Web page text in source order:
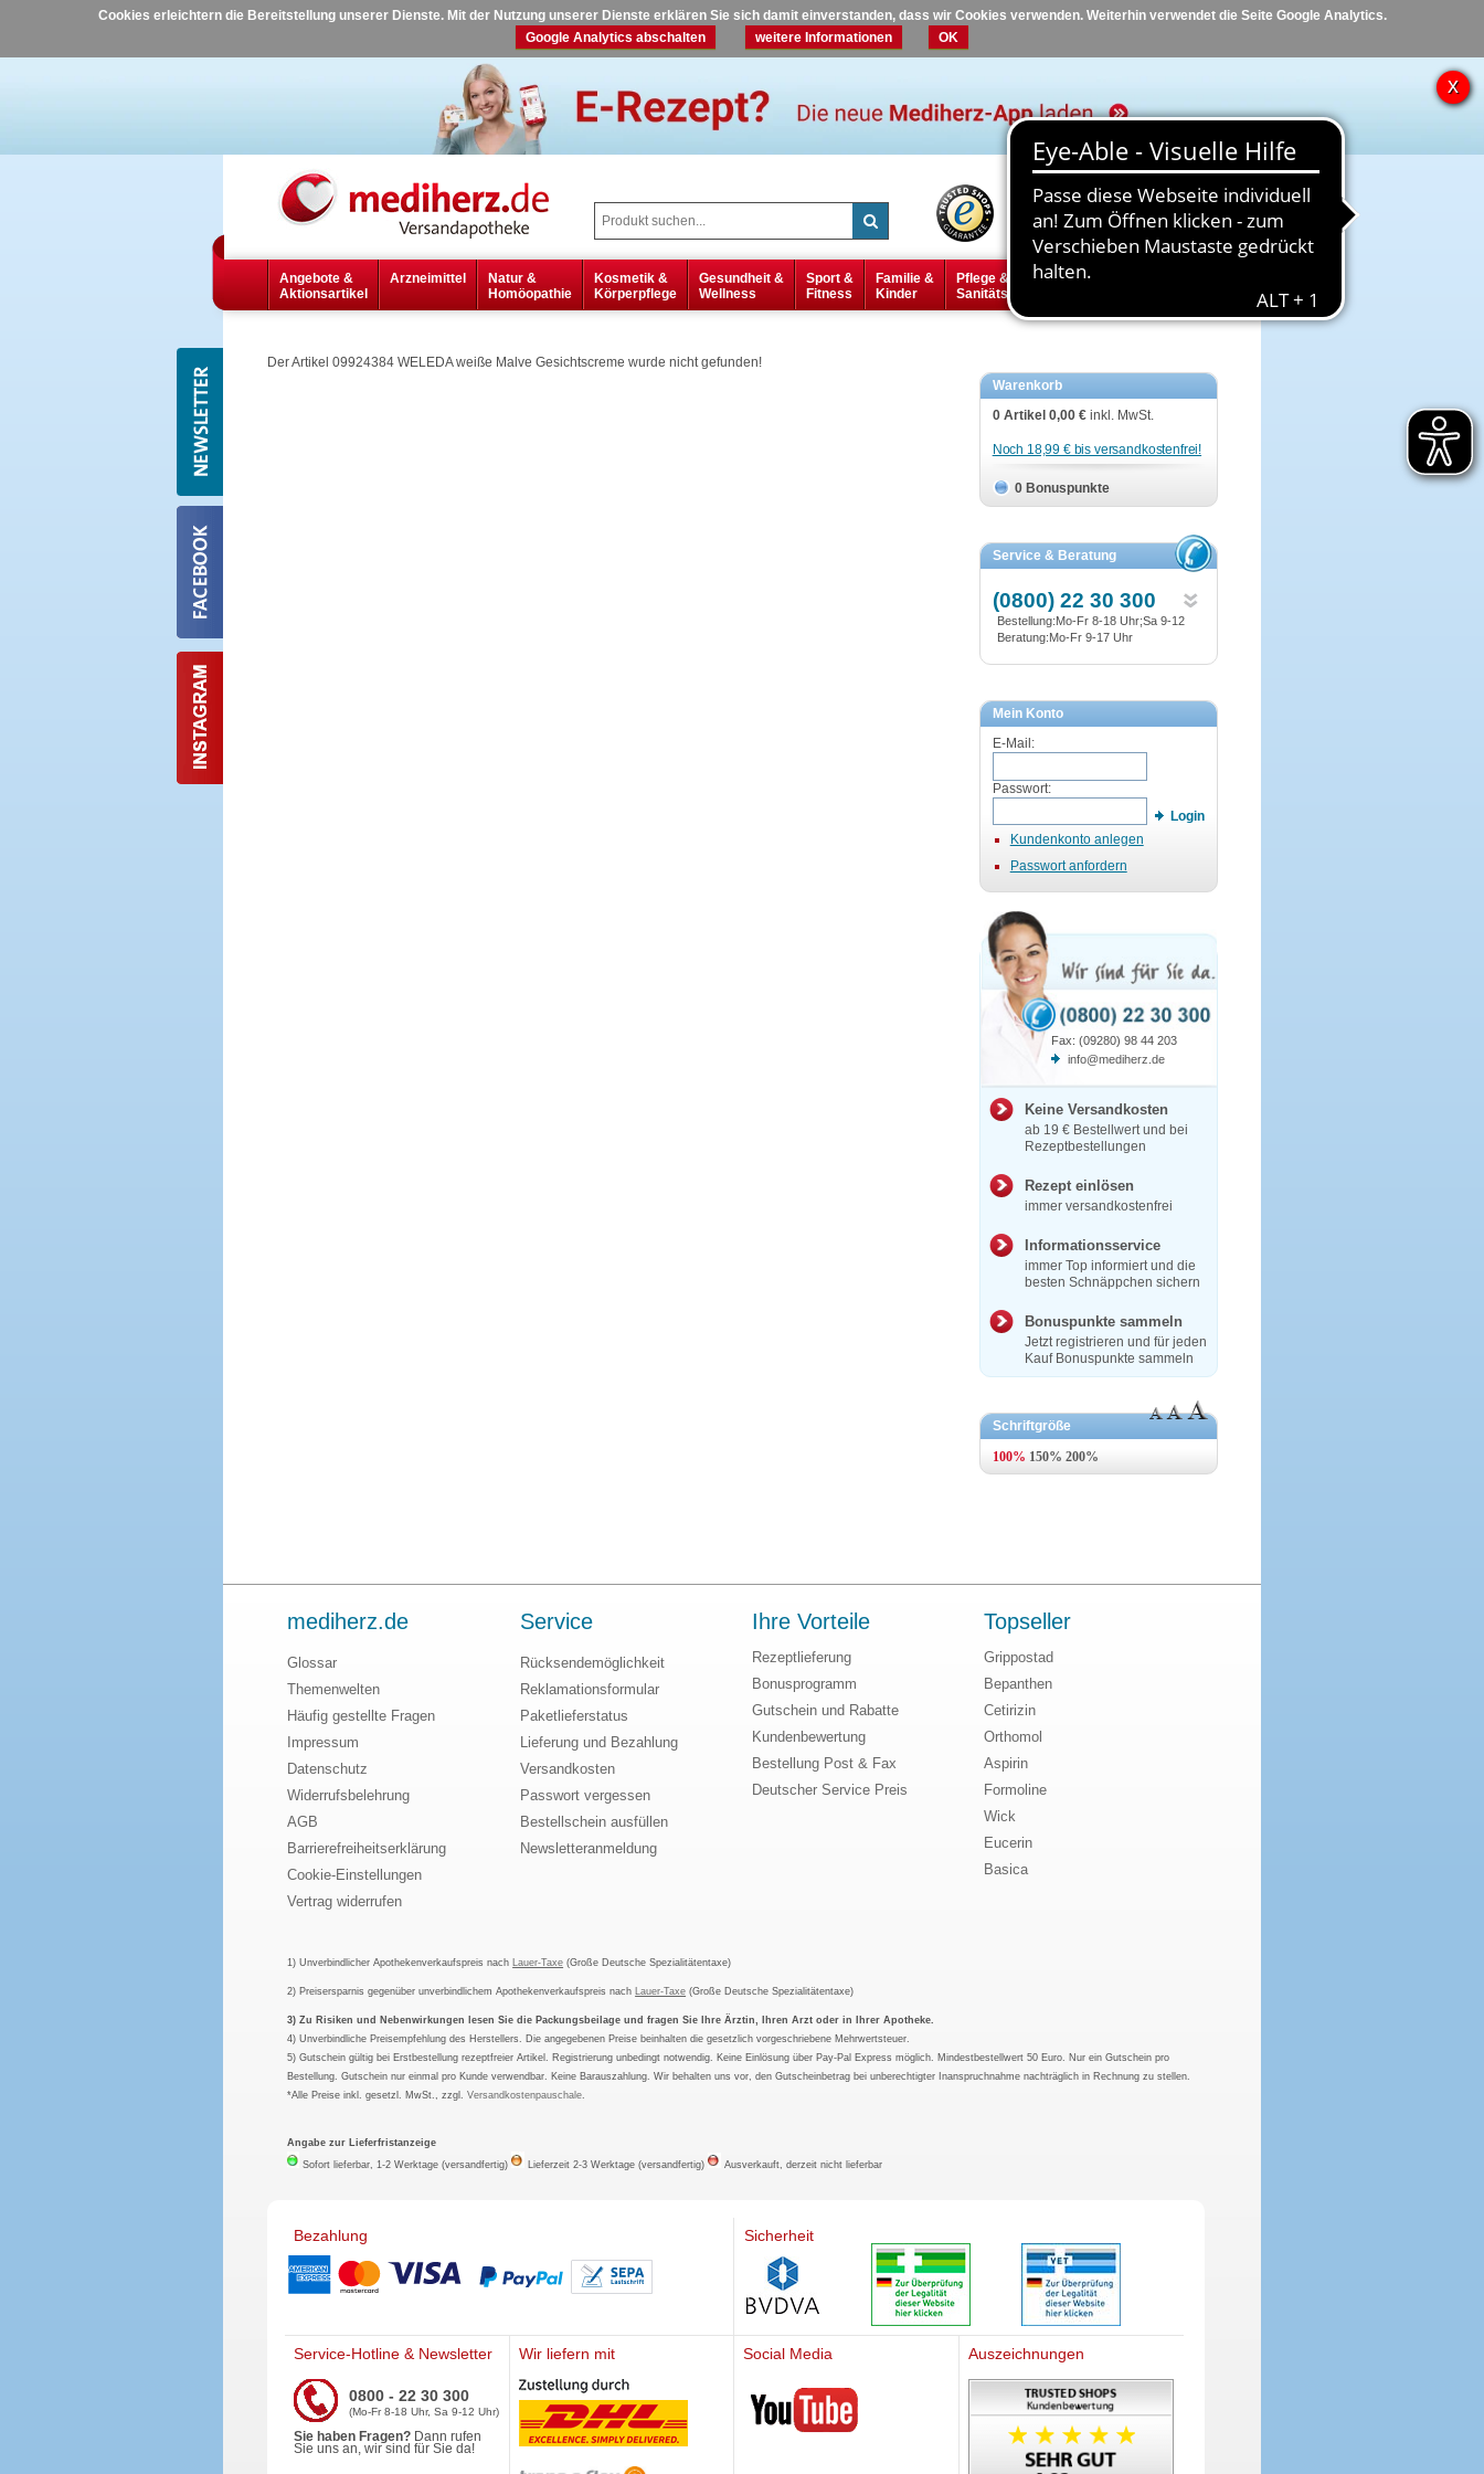
Cookies erleichtern die Bereitstellung unserer Dienste. Mit der Nutzung unserer Dienste erklären Sie sich damit einverstanden, dass wir Cookies verwenden. Weiterhin verwendet die Seite Google Analytics.
Google Analytics abschalten
weitere Informationen OK
Hilfe Kontakt
Angebote &
Aktionsartikel
Arzneimittel
Natur &
Homöopathie
Kosmetik &
Körperpflege
Gesundheit &
Wellness
Sport &
Fitness
Familie &
Kinder
Pflege &
Sanitätsbedarf
Diabetes
Der Artikel 09924384 WELEDA weiße Malve Gesichtscreme wurde nicht gefunden!
Warenkorb
0 Artikel 0,00 € inkl. MwSt.
Noch 18,99 € bis versandkostenfrei!
0 Bonuspunkte
Service & Beratung
(0800) 22 30 300
Bestellung:Mo-Fr 8-18 Uhr;Sa 9-12
Beratung:Mo-Fr 9-17 Uhr
Mein Konto
E-Mail:
Passwort:
Login
Kundenkonto anlegen
Passwort anfordern
Fax: (09280) 98 44 203
info@mediherz.de
Keine Versandkosten
ab 19 € Bestellwert und bei
Rezeptbestellungen
Rezept einlösen
immer versandkostenfrei
Informationsservice
immer Top informiert und die
besten Schnäppchen sichern
Bonuspunkte sammeln
Jetzt registrieren und für jeden
Kauf Bonuspunkte sammeln
Schriftgröße
mediherz.de
Glossar
Themenwelten
Häufig gestellte Fragen
Impressum
Datenschutz
Widerrufsbelehrung
AGB
Barrierefreiheitserklärung
Cookie-Einstellungen
Vertrag widerrufen
Service
Rücksendemöglichkeit
Reklamationsformular
Paketlieferstatus
Lieferung und Bezahlung
Versandkosten
Passwort vergessen
Bestellschein ausfüllen
Newsletteranmeldung
Ihre Vorteile
Rezeptlieferung
Bonusprogramm
Gutschein und Rabatte
Kundenbewertung
Bestellung Post & Fax
Deutscher Service Preis
Topseller
Grippostad
Bepanthen
Cetirizin
Orthomol
Aspirin
Formoline
Wick
Eucerin
Basica
1) Unverbindlicher Apothekenverkaufspreis nach Lauer-Taxe (Große Deutsche Spezialitätentaxe)
2) Preisersparnis gegenüber unverbindlichem Apothekenverkaufspreis nach Lauer-Taxe (Große Deutsche Spezialitätentaxe)
3) Zu Risiken und Nebenwirkungen lesen Sie die Packungsbeilage und fragen Sie Ihre Ärztin, Ihren Arzt oder in Ihrer Apotheke.
4) Unverbindliche Preisempfehlung des Herstellers. Die angegebenen Preise beinhalten die gesetzlich vorgeschriebene Mehrwertsteuer.
5) Gutschein gültig bei Erstbestellung rezeptfreier Artikel. Registrierung unbedingt notwendig. Keine Einlösung über Pay-Pal Express möglich. Mindestbestellwert 50 Euro. Nur ein Gutschein pro
Bestellung. Gutschein nur einmal pro Kunde verwendbar. Keine Barauszahlung. Wir behalten uns vor, den Gutscheinbetrag bei unberechtigter Inanspruchnahme nachträglich in Rechnung zu stellen.
*Alle Preise inkl. gesetzl. MwSt., zzgl.Versandkostenpauschale.
Angabe zur Lieferfristanzeige
Sofort lieferbar, 1-2 Werktage (versandfertig)
Lieferzeit 2-3 Werktage (versandfertig) Ausverkauft, derzeit nicht lieferbar
Bezahlung Sicherheit
Service-Hotline & Newsletter
0800 - 22 30 300
(Mo-Fr 8-18 Uhr, Sa 9-12 Uhr)
Sie haben Fragen? Dann rufen
Sie uns an, wir sind für Sie da!
Wir liefern mit Social Media
Mediherz
Auszeichnungen